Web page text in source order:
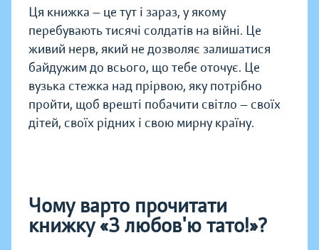
Ця книжка — це тут і зараз, у якому
перебувають тисячі солдатів на війні. Це
живий нерв, який не дозволяє залишатися
байдужим до всього, що тебе оточує. Це
вузька стежка над прірвою, яку потрібно
пройти, щоб врешті побачити світло — своїх
дітей, своїх рідних і свою мирну країну.
Чому варто прочитати
книжку «З любов'ю тато!»?